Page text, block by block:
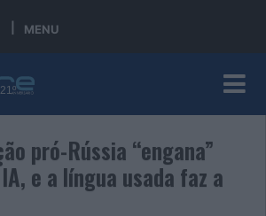
MENU
pró-Rússia “engana”
e a língua usada faz a